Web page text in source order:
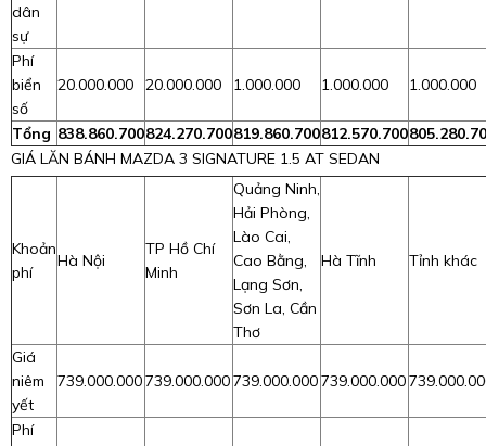
dân
sự
Phí
biển
số
20.000.000 20.000.000 1.000.000 1.000.000 1.000.000
Tổng 838.860.700824.270.700819.860.700812.570.700
GIÁ LĂN BÁNH MAZDA 3 SIGNATURE 1.5 AT SEDAN
Khoản
phí
Hà Nội
TP Hồ Chí
Minh
Quảng Ninh,
Hải Phòng,
Lào Cai,
Cao Bằng,
Lạng Sơn,
Sơn La, Cần
Thơ
Hà Tĩnh Tỉnh khác
Giá
niêm
yết
739.000.000739.000.000739.000.000739.000.000
Phí